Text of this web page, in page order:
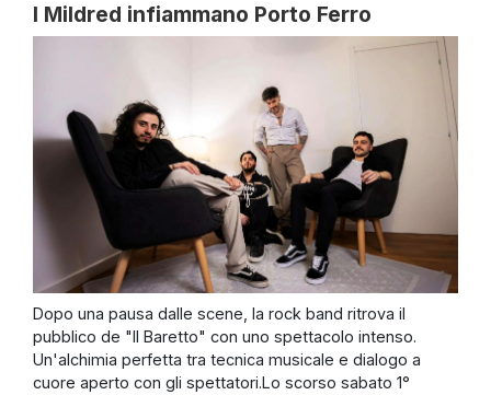
I Mildred infiammano Porto Ferro
Dopo una pausa dalle scene, la rock band ritrova il
pubblico de "Il Baretto" con uno spettacolo intenso.
Un'alchimia perfetta tra tecnica musicale e dialogo a
cuore aperto con gli spettatori.Lo scorso sabato 1°